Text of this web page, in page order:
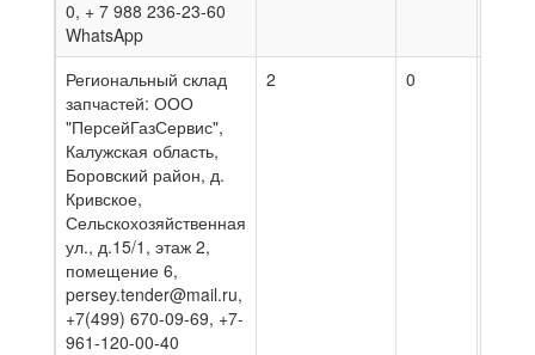
0, + 7 988 236-23-60
WhatsApp
Региональный склад
запчастей: ООО
"ПерсейГазСервис",
Калужская область,
Боровский район, д.
Кривское,
Сельскохозяйственная
ул., д.15/1, этаж 2,
помещение 6,
persey.tender@mail.ru,
+7(499) 670-09-69, +7-
961-120-00-40
2 0